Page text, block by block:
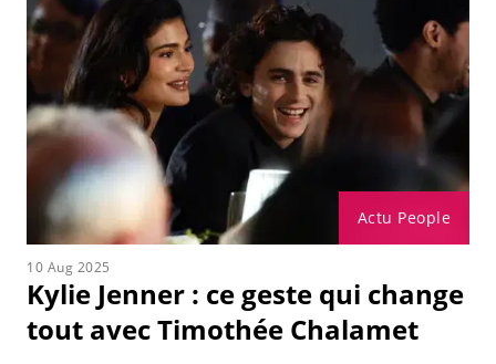
Actu People
10 Aug 2025
Kylie Jenner : ce geste qui change
tout avec Timothée Chalamet